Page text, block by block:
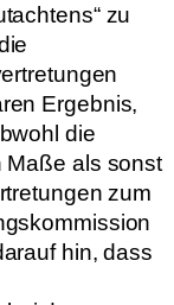
zu
Ergebnis,
die
Maße als sonst
zum
hin, dass